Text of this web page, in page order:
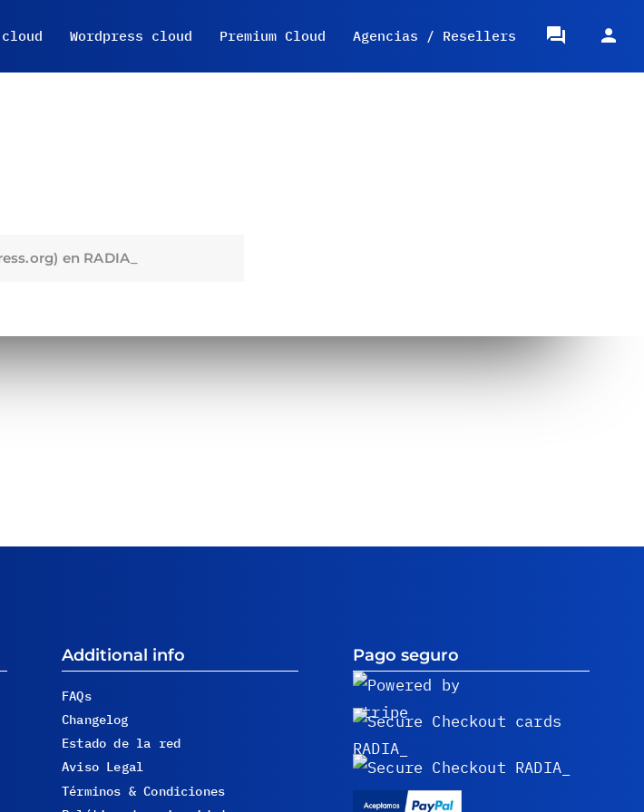
cloud Wordpress cloud Premium Cloud Agencias / Resellers
en RADIA_
Additional info
FAQs
Changelog
Estado de la red
Aviso Legal
Términos & Condiciones
Pago seguro